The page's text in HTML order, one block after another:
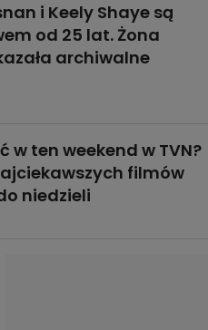
i Keely Shaye są
od 25 lat. Żona
archiwalne
w ten weekend w TVN?
filmów
niedzieli